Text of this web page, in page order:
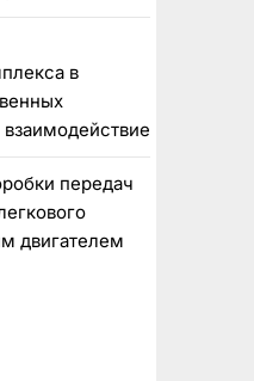
в
взаимодействие
передач
двигателем